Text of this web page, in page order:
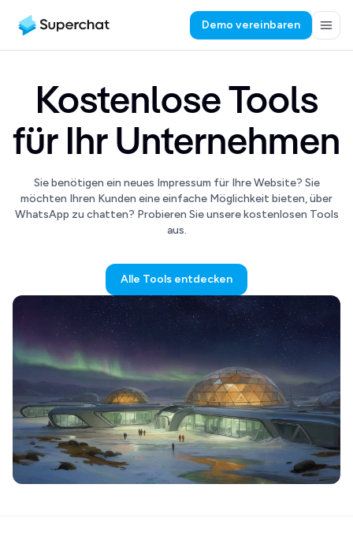
Demo vereinbaren
Kostenlose Tools
für Ihr Unternehmen
Sie benötigen ein neues Impressum für Ihre Website? Sie
möchten Ihren Kunden eine einfache Möglichkeit bieten, über
WhatsApp zu chatten? Probieren Sie unsere kostenlosen Tools
aus.
Alle Tools entdecken